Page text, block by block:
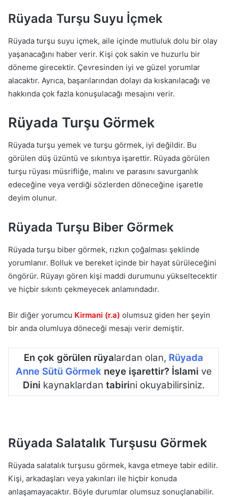
Rüyada Turşu Suyu İçmek
Rüyada turşu suyu içmek, aile içinde mutluluk dolu bir olay
yaşanacağını haber verir. Kişi çok sakin ve huzurlu bir
döneme girecektir. Çevresinden iyi ve güzel yorumlar
alacaktır. Ayrıca, başarılarından dolayı da kıskanılacağı ve
hakkında çok fazla konuşulacağı mesajını verir.
Rüyada Turşu Görmek
Rüyada turşu yemek ve turşu görmek, iyi değildir. Bu
görülen düş üzüntü ve sıkıntıya işarettir. Rüyada görülen
turşu rüyası müsrifliğe, malını ve parasını savurganlık
edeceğine veya verdiği sözlerden döneceğine işaretle
deyim olunur.
Rüyada Turşu Biber Görmek
Rüyada turşu biber görmek, rızkın çoğalması şeklinde
yorumlanır. Bolluk ve bereket içinde bir hayat sürüleceğini
öngörür. Rüyayı gören kişi maddi durumunu yükseltecektir
ve hiçbir sıkıntı çekmeyecek anlamındadır.
Bir diğer yorumcu Kirmani (r.a) olumsuz giden her şeyin
bir anda olumluya döneceği mesajı verir demiştir.
En çok görülen rüyalardan olan, Rüyada
Anne Sütü Görmek neye işarettir? İslami ve
Dini kaynaklardan tabirini okuyabilirsiniz.
Rüyada Salatalık Turşusu Görmek
Rüyada salatalık turşusu görmek, kavga etmeye tabir edilir.
Kişi, arkadaşları veya yakınları ile hiçbir konuda
anlaşamayacaktır. Böyle durumlar olumsuz sonuçlanabilir.